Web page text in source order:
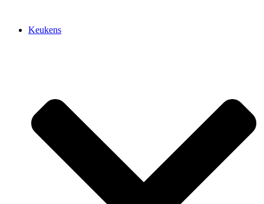
Keukens